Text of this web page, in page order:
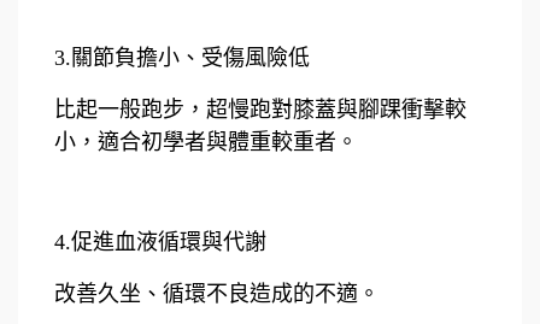
3.關節負擔小、受傷風險低
比起一般跑步，超慢跑對膝蓋與腳踝衝擊較
小，適合初學者與體重較重者。
4.促進血液循環與代謝
改善久坐、循環不良造成的不適。